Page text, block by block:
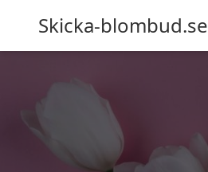
Skicka-blombud.se